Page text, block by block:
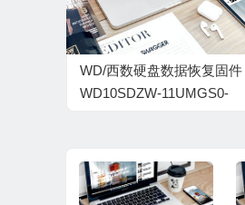
WD/西数硬盘数据恢复固件
WD10SDZW-11UMGS0-
00050006-1944